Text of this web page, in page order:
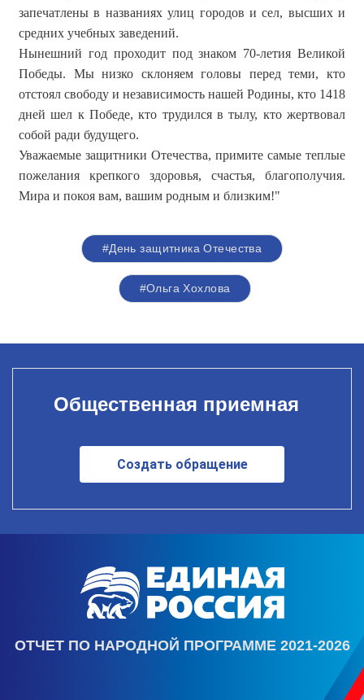
запечатлены в названиях улиц городов и сел, высших и
средних учебных заведений.
Нынешний год проходит под знаком 70-летия Великой
Победы. Мы низко склоняем головы перед теми, кто
отстоял свободу и независимость нашей Родины, кто 1418
дней шел к Победе, кто трудился в тылу, кто жертвовал
собой ради будущего.
Уважаемые защитники Отечества, примите самые теплые
пожелания крепкого здоровья, счастья, благополучия.
Мира и покоя вам, вашим родным и близким!"
#День защитника Отечества
#Ольга Хохлова
Общественная приемная
Создать обращение
ОТЧЕТ ПО НАРОДНОЙ ПРОГРАММЕ 2021-2026